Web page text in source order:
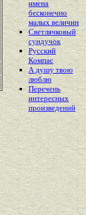
имена
бесконечно
малых величин
Светлячковый
сундучок
Русский
Компас
А душу твою
люблю
Перечень
интересных
произведений